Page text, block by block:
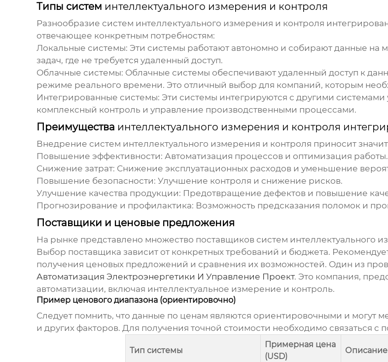
Типы систем интеллектуального измерения и контроля
Разнообразие систем интеллектуального измерения и контроля
отвечающее конкретным потребностям:
Локальные системы: Эти системы работают автономно и собирают данные на
задач, где не требуется удаленный доступ.
Облачные системы: Облачные системы обеспечивают удаленный доступ к
режиме реального времени. Это отличный выбор для компаний, которым
Интегрированные системы: Эти системы интегрируются с другими системами
комплексный контроль и управление производственными процессами.
Преимущества интеллектуального измерения и контроля
Внедрение систем интеллектуального измерения и контроля приносит
Повышение эффективности: Автоматизация процессов и оптимизация работы.
Снижение затрат: Снижение эксплуатационных расходов и уменьшение
Повышение безопасности: Улучшение контроля и снижение рисков.
Улучшение качества продукции: Предотвращение дефектов и повышение
Прогнозирование и профилактика: Возможность предсказания поломок и
Поставщики и ценовые предложения
На рынке представлено множество поставщиков систем интеллектуального
Выбор поставщика зависит от конкретных требований и бюджета.
получения ценовых предложений и сравнения их возможностей. Один из
Автоматизация Электроэнергетики И Управление Проект. Это компания,
автоматизации, включая интеллектуальное измерение и контроль.
Пример ценового диапазона (ориентировочно)
Следует помнить, что данные по ценам являются ориентировочными и могут
и других факторов. Для получения точной стоимости необходимо связаться с
Тип системы
Примерная цена
(USD)
Описание